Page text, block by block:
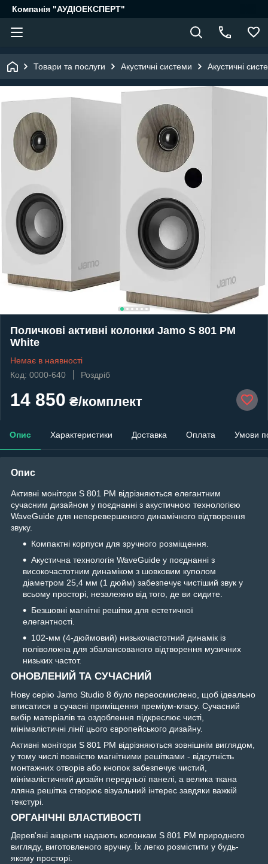
Компанія "АУДІОЕКСПЕРТ"
Товари та послуги Акустичні системи Акустичні
Поличкові активні колонки Jamo S 801 PM
White
Немає в наявності
Код: 0000-640
Роздріб
14 850 ₴/комплект
Опис Характеристики Доставка Оплата Умови
Опис
Активні монітори S 801 PM відрізняються елегантним
сучасним дизайном у поєднанні з акустичною технологією
WaveGuide для неперевершеного динамічного відтворення
звуку.
Компактні корпуси для зручного розміщення.
Акустична технологія WaveGuide у поєднанні з
високочастотним динаміком з шовковим куполом
діаметром 25,4 мм (1 дюйм) забезпечує чистіший звук у
всьому просторі, незалежно від того, де ви сидите.
Безшовні магнітні решітки для естетичної
елегантності.
102-мм (4-дюймовий) низькочастотний динамік із
поліволокна для збалансованого відтворення музичних
низьких частот.
ОНОВЛЕНИЙ ТА СУЧАСНИЙ
Нову серію Jamo Studio 8 було переосмислено, щоб ідеально
вписатися в сучасні приміщення преміум-класу. Сучасний
вибір матеріалів та оздоблення підкреслює чисті,
мінімалістичні лінії цього європейського дизайну.
Активні монітори S 801 PM відрізняються зовнішнім виглядом,
у тому числі повністю магнітними решітками - відсутність
монтажних отворів або кнопок забезпечує чистий,
мінімалістичний дизайн передньої панелі, а велика ткана
лляна решітка створює візуальний інтерес завдяки важкій
текстурі.
ОРГАНІЧНІ ВЛАСТИВОСТІ
Дерев'яні акценти надають колонкам S 801 PM природного
вигляду, виготовленого вручну. Їх легко розмістити у будь-
якому просторі.